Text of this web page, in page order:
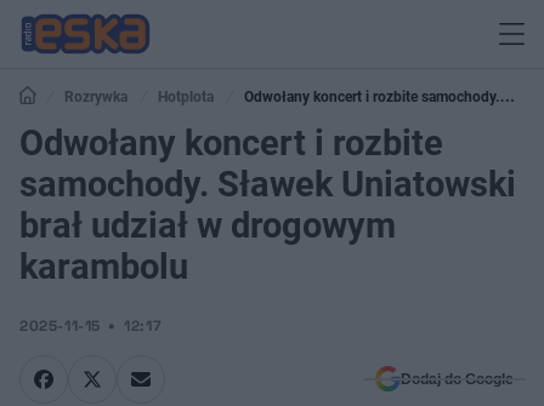
Rozrywka Hotplota
Odwołany koncert i rozbite samochody.
Sławek Uniatowski brał udział w drogowym karambolu
Odwołany koncert i rozbite
samochody. Sławek Uniatowski
brał udział w drogowym
karambolu
2025-11-15 12:17
Dodaj do Google